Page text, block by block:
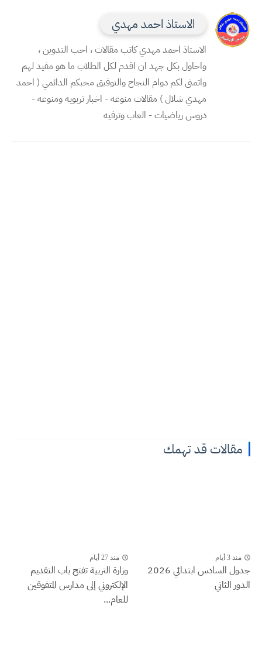
الاستاذ احمد مهدي
الاستاذ احمد مهدي كاتب مقالات ، احب التدوين ،
واحاول بكل جهد ان اقدم لكل الطلاب ما هو مفيد لهم
واتمنى لكم دوام النجاح والتوفيق محبكم الدائمي ( احمد
مهدي شلال ) مقالات منوعه - اخبار تربويه ومنوعه -
دروس رياضيات - العاب وترفيه
مقالات قد تهمك
منذ 3 أيام
جدول السادس ابتدائي 2026
الدور الثاني
منذ 27 أيام
وزارة التربية تفتح باب التقديم
الإلكتروني إلى مدارس المتفوقين
للعام...